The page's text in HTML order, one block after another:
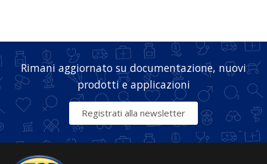
Rimani aggiornato su documentazione, nuovi
prodotti e applicazioni
Registrati alla newsletter